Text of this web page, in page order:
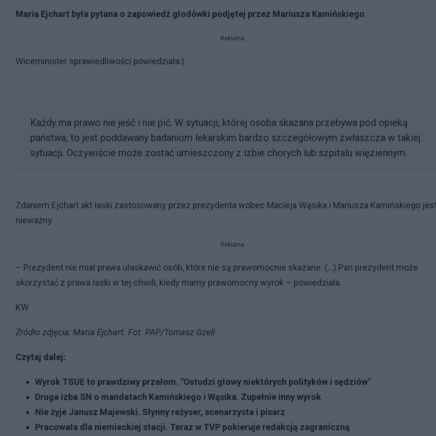
Maria Ejchart była pytana o zapowiedź głodówki podjętej przez Mariusza Kamińskiego.
Reklama
Wiceminister sprawiedliwości powiedziała:|
Każdy ma prawo nie jeść i nie pić. W sytuacji, której osoba skazana przebywa pod opieką
państwa, to jest poddawany badaniom lekarskim bardzo szczegółowym zwłaszcza w takiej
sytuacji. Oczywiście może zostać umieszczony z izbie chorych lub szpitalu więziennym.
Zdaniem Ejchart akt łaski zastosowany przez prezydenta wobec Macieja Wąsika i Mariusza Kamińskiego
nieważny.
Reklama
– Prezydent nie miał prawa ułaskawić osób, które nie są prawomocnie skazane. (…) Pan prezydent może
skorzystać z prawa łaski w tej chwili, kiedy mamy prawomocny wyrok – powiedziała.
KW
Źródło zdjęcia: Maria Ejchart. Fot. PAP/Tomasz Gzell
Czytaj dalej:
Wyrok TSUE to prawdziwy przełom. "Ostudzi głowy niektórych polityków i sędziów"
Druga izba SN o mandatach Kamińskiego i Wąsika. Zupełnie inny wyrok
Nie żyje Janusz Majewski. Słynny reżyser, scenarzysta i pisarz
Pracowała dla niemieckiej stacji. Teraz w TVP pokieruje redakcją zagraniczną